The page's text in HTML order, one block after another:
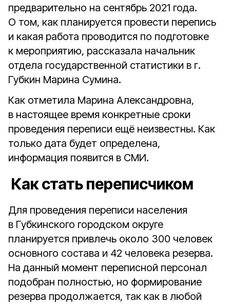
предварительно на сентябрь 2021 года.
О том, как планируется провести перепись
и какая работа проводится по подготовке
к мероприятию, рассказала начальник
отдела государственной статистики в г.
Губкин Марина Сумина.
Как отметила Марина Александровна,
в настоящее время конкретные сроки
проведения переписи ещё неизвестны. Как
только дата будет определена,
информация появится в СМИ.
Как стать переписчиком
Для проведения переписи населения
в Губкинского городском округе
планируется привлечь около 300 человек
основного состава и 42 человека резерва.
На данный момент переписной персонал
подобран полностью, но формирование
резерва продолжается, так как в любой